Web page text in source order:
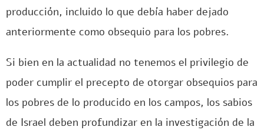
producción, incluido lo que debía haber dejado
anteriormente como obsequio para los pobres.
Si bien en la actualidad no tenemos el privilegio de
poder cumplir el precepto de otorgar obsequios para
los pobres de lo producido en los campos, los sabios
de Israel deben profundizar en la investigación de la